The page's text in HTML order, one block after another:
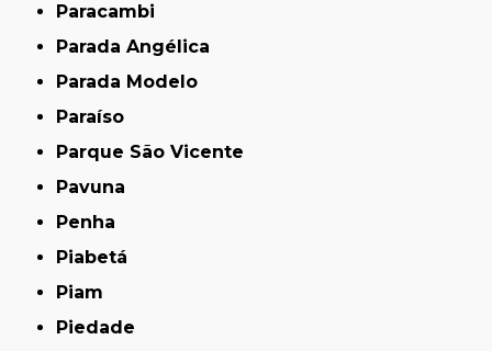
Paracambi
Parada Angélica
Parada Modelo
Paraíso
Parque São Vicente
Pavuna
Penha
Piabetá
Piam
Piedade